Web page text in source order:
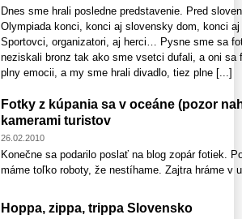
Dnes sme hrali posledne predstavenie. Pred
Olympiada konci, konci aj slovensky dom, konci
Sportovci, organizatori, aj herci… Pysne sme sa
neziskali bronz tak ako sme vsetci dufali, a oni sa
plny emocii, a my sme hrali divadlo, tiez plne [...]
Fotky z kúpania sa v oceáne (pozor
kamerami turistov
26.02.2010
Konečne sa podarilo poslať na blog zopár fotiek.
máme toľko roboty, že nestíhame. Zajtra hráme v
Hoppa, zippa, trippa Slovensko